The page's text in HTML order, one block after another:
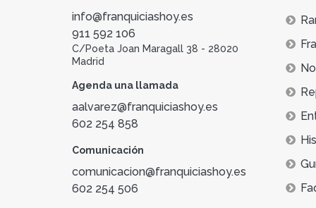
info@franquiciashoy.es
911 592 106
C/Poeta Joan Maragall 38 - 28020
Madrid
Agenda una llamada
aalvarez@franquiciashoy.es
602 254 858
Comunicación
comunicacion@franquiciashoy.es
602 254 506